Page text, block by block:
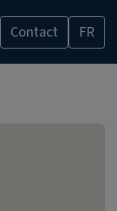
Contact FR